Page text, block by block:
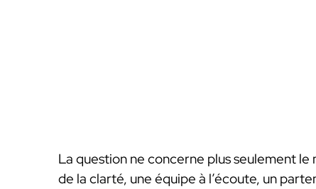
La question ne concerne plus seulement
de la clarté, une équipe à l’écoute, un